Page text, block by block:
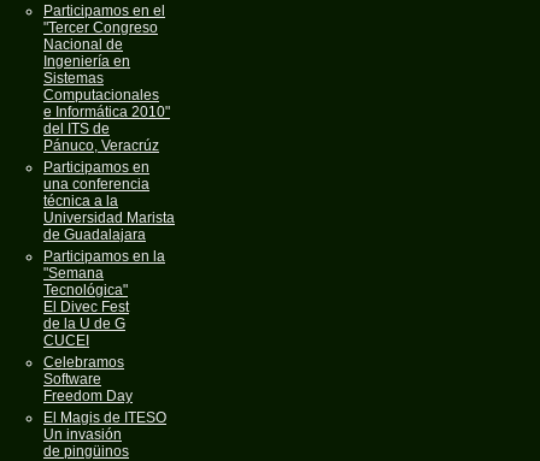
Participamos en el
"Tercer Congreso
Nacional de
Ingeniería en
Sistemas
Computacionales
e Informática 2010"
del ITS de
Pánuco, Veracrúz
Participamos en
una conferencia
técnica a la
Universidad Marista
de Guadalajara
Participamos en la
"Semana
Tecnológica"
El Divec Fest
de la U de G
CUCEI
Celebramos
Software
Freedom Day
El Magis de ITESO
Un invasión
de pingüinos